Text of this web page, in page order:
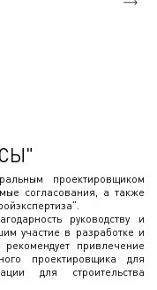
проектировщиком
согласования, а также
руководству и
участие в разработке и
привлечение
проектировщика для
для строительства